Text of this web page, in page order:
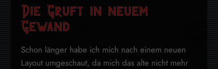
Die Gruft in neuem
Gewand
Schon länger habe ich mich nach einem neuen
Layout umgeschaut, da mich das alte nicht mehr